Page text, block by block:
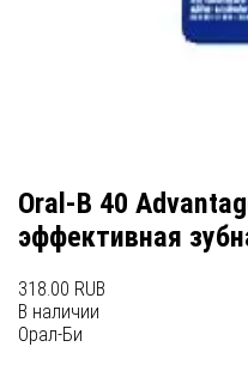
Oral-B 40
эффективная
318.00 RUB
В наличии
Орал-Би